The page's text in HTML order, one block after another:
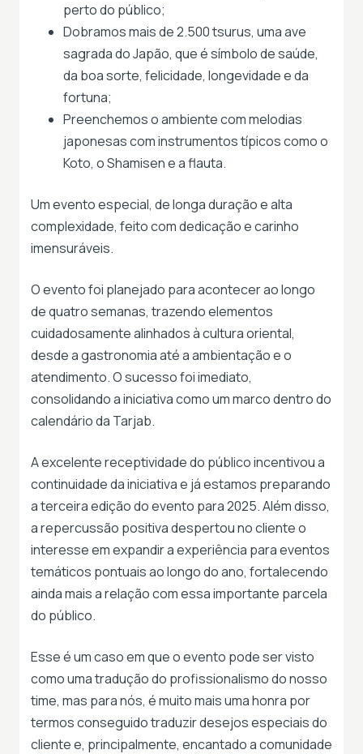
perto do público;
Dobramos mais de 2.500 tsurus, uma ave
sagrada do Japão, que é símbolo de saúde,
da boa sorte, felicidade, longevidade e da
fortuna;
Preenchemos o ambiente com melodias
japonesas com instrumentos típicos como o
Koto, o Shamisen e a flauta.
Um evento especial, de longa duração e alta
complexidade, feito com dedicação e carinho
imensuráveis.
O evento foi planejado para acontecer ao longo
de quatro semanas, trazendo elementos
cuidadosamente alinhados à cultura oriental,
desde a gastronomia até a ambientação e o
atendimento. O sucesso foi imediato,
consolidando a iniciativa como um marco dentro do
calendário da Tarjab.
A excelente receptividade do público incentivou a
continuidade da iniciativa e já estamos preparando
a terceira edição do evento para 2025. Além disso,
a repercussão positiva despertou no cliente o
interesse em expandir a experiência para eventos
temáticos pontuais ao longo do ano, fortalecendo
ainda mais a relação com essa importante parcela
do público.
Esse é um caso em que o evento pode ser visto
como uma tradução do profissionalismo do nosso
time, mas para nós, é muito mais uma honra por
termos conseguido traduzir desejos especiais do
cliente e, principalmente, encantado a comunidade